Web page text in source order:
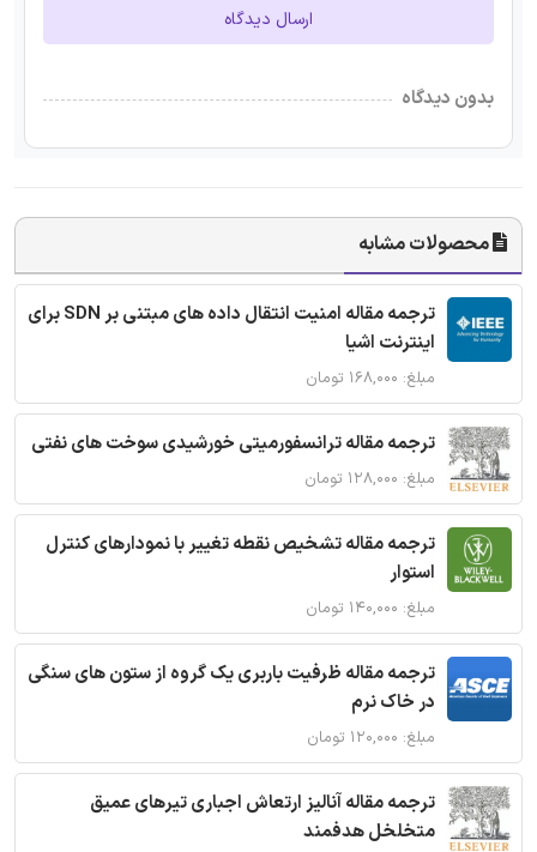
ارسال دیدگاه
بدون دیدگاه
محصولات مشابه
ترجمه مقاله امنیت انتقال داده های مبتنی بر SDN برای
اینترنت اشیا
مبلغ: ۱۶۸,۰۰۰ تومان
ترجمه مقاله ترانسفورمیتی خورشیدی سوخت های نفتی
مبلغ: ۱۲۸,۰۰۰ تومان
ترجمه مقاله تشخیص نقطه تغییر با نمودارهای کنترل
استوار
مبلغ: ۱۴۰,۰۰۰ تومان
ترجمه مقاله ظرفیت باربری یک گروه از ستون های سنگی
در خاک نرم
مبلغ: ۱۲۰,۰۰۰ تومان
ترجمه مقاله آنالیز ارتعاش اجباری تیرهای عمیق
متخلخل هدفمند